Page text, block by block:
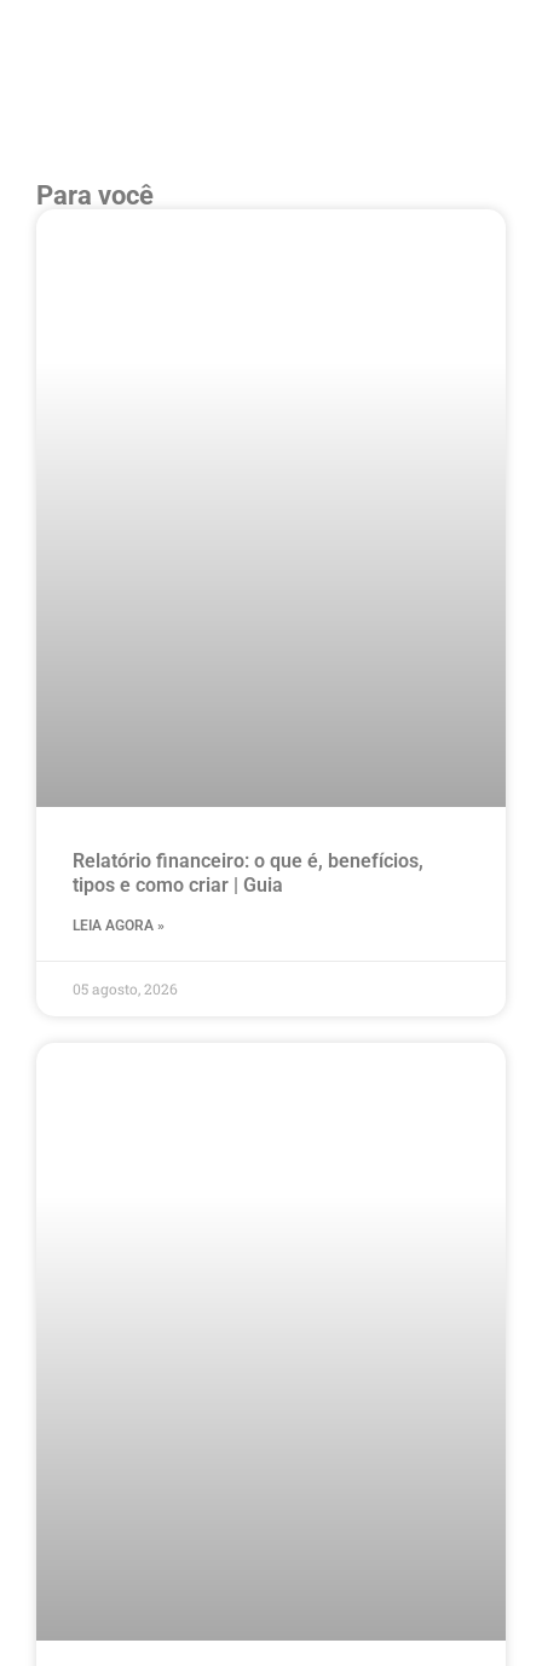
Para você
Relatório financeiro: o que é, benefícios,
tipos e como criar | Guia
LEIA AGORA »
05 agosto, 2026